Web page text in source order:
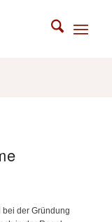
bei der Gründung